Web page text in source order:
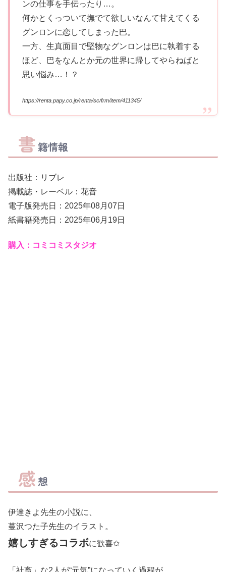
ンの仕事を手伝ったり…。
何かとくっついて撫でて欲しいなんて甘えてくる
グンロンに恋してしまった巴。
一方、生真面目で堅物なグンロンは巴に執着する
ほど、巴をなんとか元の世界に帰してやらねばと
思い悩み…！？
https://renta.papy.co.jp/renta/sc/frm/item/411345/
書 籍情報
出版社：リブレ
掲載誌・レーベル：花音
電子版発売日：2025年08月07日
紙書籍発売日：2025年06月19日
購入：コミコミスタジオ
感想
伊達きよ先生の小説に、
蔓沢つた子先生のイラスト。
嬉しすぎるコラボに歓喜✩
「社畜」な2人が“元気”になっていく過程が